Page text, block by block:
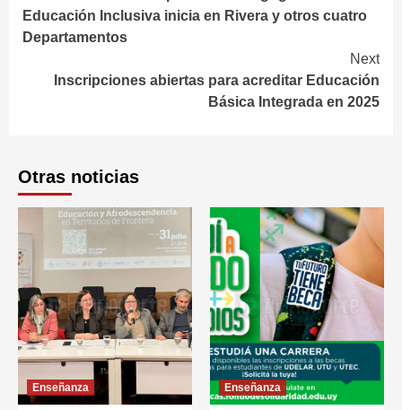
Educación Inclusiva inicia en Rivera y otros cuatro
Departamentos
Next
Inscripciones abiertas para acreditar Educación
Básica Integrada en 2025
Otras noticias
Enseñanza Enseñanza